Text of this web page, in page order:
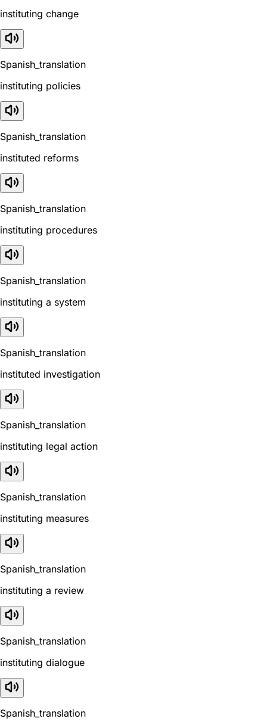
instituting change
Spanish_translation
instituting policies
Spanish_translation
instituted reforms
Spanish_translation
instituting procedures
Spanish_translation
instituting a system
Spanish_translation
instituted investigation
Spanish_translation
instituting legal action
Spanish_translation
instituting measures
Spanish_translation
instituting a review
Spanish_translation
instituting dialogue
Spanish_translation